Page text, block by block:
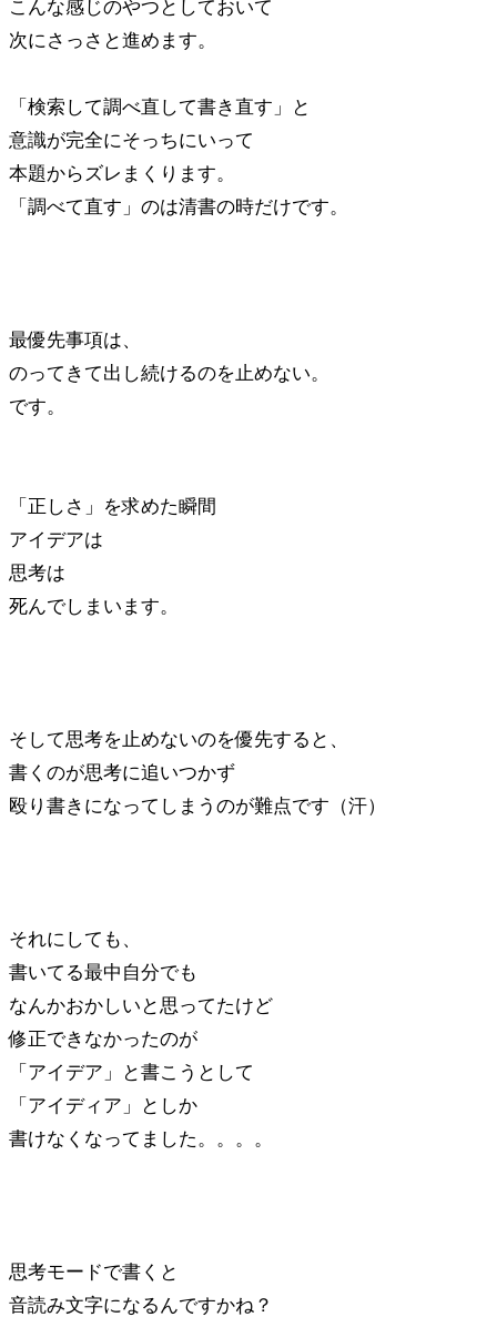
こんな感じのやつとしておいて
次にさっさと進めます。
「検索して調べ直して書き直す」と
意識が完全にそっちにいって
本題からズレまくります。
「調べて直す」のは清書の時だけです。
最優先事項は、
のってきて出し続けるのを止めない。
です。
「正しさ」を求めた瞬間
アイデアは
思考は
死んでしまいます。
そして思考を止めないのを優先すると、
書くのが思考に追いつかず
殴り書きになってしまうのが難点です（汗）
それにしても、
書いてる最中自分でも
なんかおかしいと思ってたけど
修正できなかったのが
「アイデア」と書こうとして
「アイディア」としか
書けなくなってました。。。。
思考モードで書くと
音読み文字になるんですかね？